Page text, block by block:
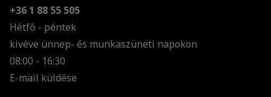
+36 1 88 55 505
Hétfő - péntek
kivéve ünnep- és munkaszüneti napokon
08:00 - 16:30
E-mail küldése